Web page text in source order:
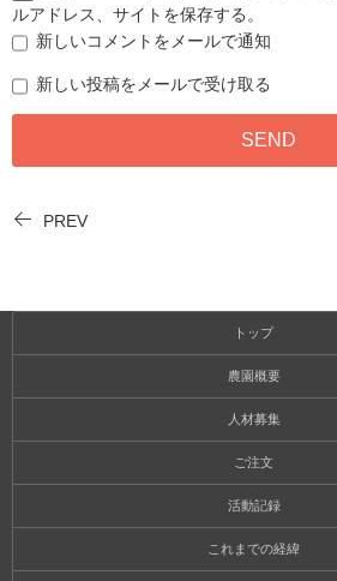
ルアドレス、サイトを保存する。
新しいコメントをメールで通知
新しい投稿をメールで受け取る
PREV
トップ
農園概要
人材募集
ご注文
活動記録
これまでの経緯